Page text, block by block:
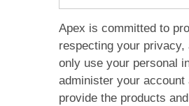
Apex is committed to
respecting your privacy,
only use your personal
administer your account
provide the products